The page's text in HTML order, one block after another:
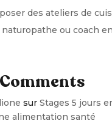
des ateliers de
ou coach
sur Stages 5 jours
alimentation santé